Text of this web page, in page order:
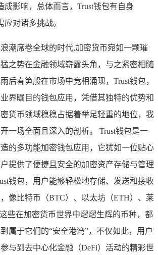
成影响，总体而言，Trust钱包有自身
应对诸多挑战。
潮席卷全球的时代,加密货币宛如一颗璀
之势在金融领域崭露头角，与之紧密相随
后春笋般在市场中竞相涌现，Trust钱包，
界瞩目的钱包应用，凭借其独特的优势和
货币领域稳稳占据着举足轻重的地位，我
一场全面且深入的剖析。 Trust钱包是一
的多功能加密钱包应用，它犹如一位贴心
提供了便捷且安全的加密资产存储与管理
钱包，用户能够轻松地存储、发送和接收
像比特币（BTC）、以太坊（ETH）、莱
些在加密货币世界中熠熠生辉的币种，都
属于它们的“安全港湾”，不仅如此，用户
与到去中心化金融（DeFi）活动的精彩世